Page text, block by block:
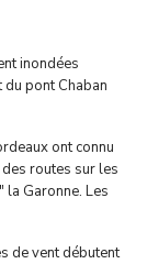
inondées
pont Chaban
ont connu
routes sur les
la Garonne. Les
de vent débutent